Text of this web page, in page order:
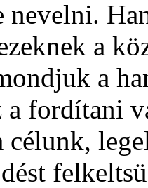
nevelni.
a
a
a fordítani